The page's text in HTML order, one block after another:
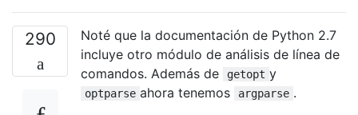
290
Noté que la documentación de Python 2.7
incluye otro módulo de análisis de línea de
comandos. Además de
getopt y
optparse ahora tenemos argparse .